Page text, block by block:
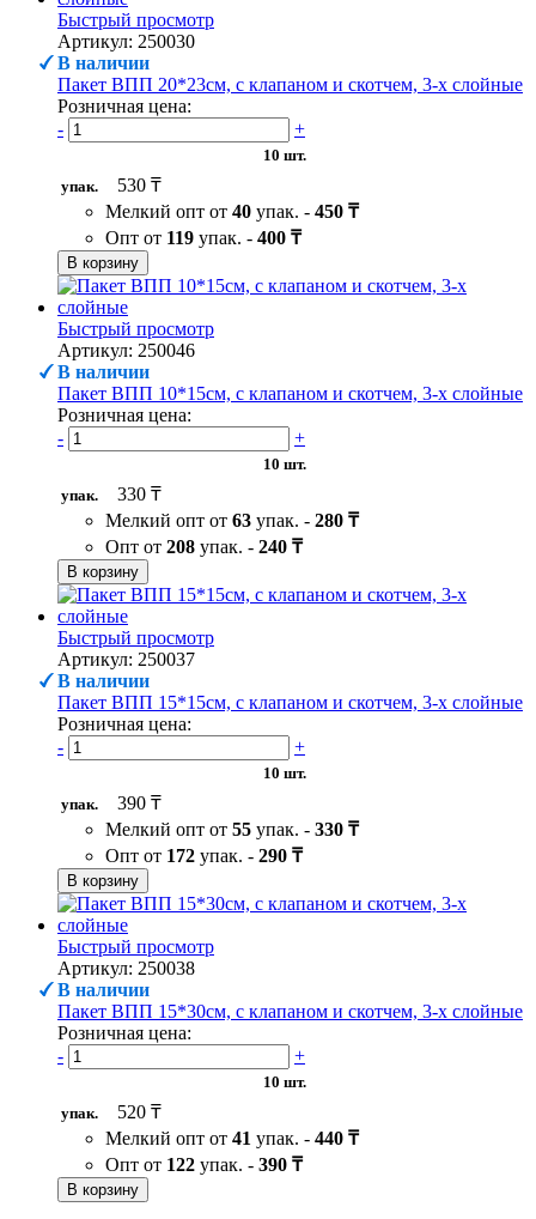
Быстрый просмотр
Артикул: 250030
В наличии
Пакет ВПП 20*23см, с клапаном и скотчем, 3-х слойные
Розничная цена:
-
+
10 шт.
упак.
530 ₸
Мелкий опт от 40 упак. - 450 ₸
Опт от 119 упак. - 400 ₸
В корзину
Быстрый просмотр
Артикул: 250046
В наличии
Пакет ВПП 10*15см, с клапаном и скотчем, 3-х слойные
Розничная цена:
-
+
10 шт.
упак.
330 ₸
Мелкий опт от 63 упак. - 280 ₸
Опт от 208 упак. - 240 ₸
В корзину
Быстрый просмотр
Артикул: 250037
В наличии
Пакет ВПП 15*15см, с клапаном и скотчем, 3-х слойные
Розничная цена:
-
+
10 шт.
упак.
390 ₸
Мелкий опт от 55 упак. - 330 ₸
Опт от 172 упак. - 290 ₸
В корзину
Быстрый просмотр
Артикул: 250038
В наличии
Пакет ВПП 15*30см, с клапаном и скотчем, 3-х слойные
Розничная цена:
-
+
10 шт.
упак.
520 ₸
Мелкий опт от 41 упак. - 440 ₸
Опт от 122 упак. - 390 ₸
В корзину